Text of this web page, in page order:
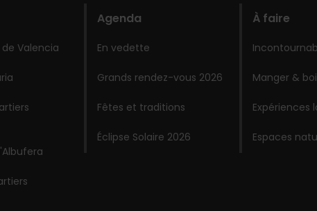
Valencia
Agenda
En vedette
Grands rendez-vous 2026
Fêtes et traditions
Éclipse Solaire 2026
À faire
Manger &
Expériences
Espaces